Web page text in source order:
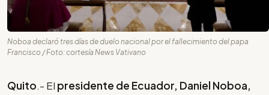
Noboa declaró tres días de duelo nacional por el fallecimiento del papa
Francisco / Foto: cortesía News Vativano
Quito.- El presidente de Ecuador, Daniel Noboa,